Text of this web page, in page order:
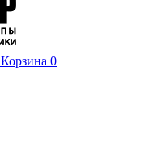
Корзина 0